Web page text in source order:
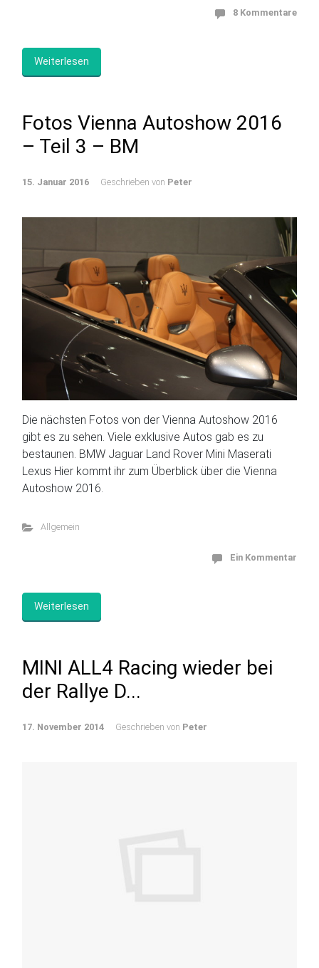
8 Kommentare
Weiterlesen
Fotos Vienna Autoshow 2016
– Teil 3 – BM
15. Januar 2016 Geschrieben von Peter
Die nächsten Fotos von der Vienna Autoshow 2016
gibt es zu sehen. Viele exklusive Autos gab es zu
bestaunen. BMW Jaguar Land Rover Mini Maserati
Lexus Hier kommt ihr zum Überblick über die Vienna
Autoshow 2016.
Allgemein
Ein Kommentar
Weiterlesen
MINI ALL4 Racing wieder bei
der Rallye D...
17. November 2014 Geschrieben von Peter